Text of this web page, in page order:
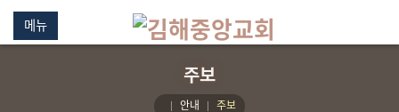
메뉴
주보
안내 주보